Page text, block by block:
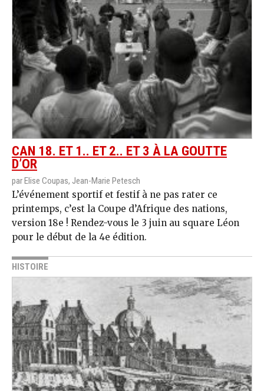
CAN 18. ET 1.. ET 2.. ET 3 À LA GOUTTE
D’OR
par Elise Coupas, Jean-Marie Petesch
L’événement sportif et festif à ne pas rater ce
printemps, c’est la Coupe d’Afrique des nations,
version 18e ! Rendez-vous le 3 juin au square Léon
pour le début de la 4e édition.
HISTOIRE